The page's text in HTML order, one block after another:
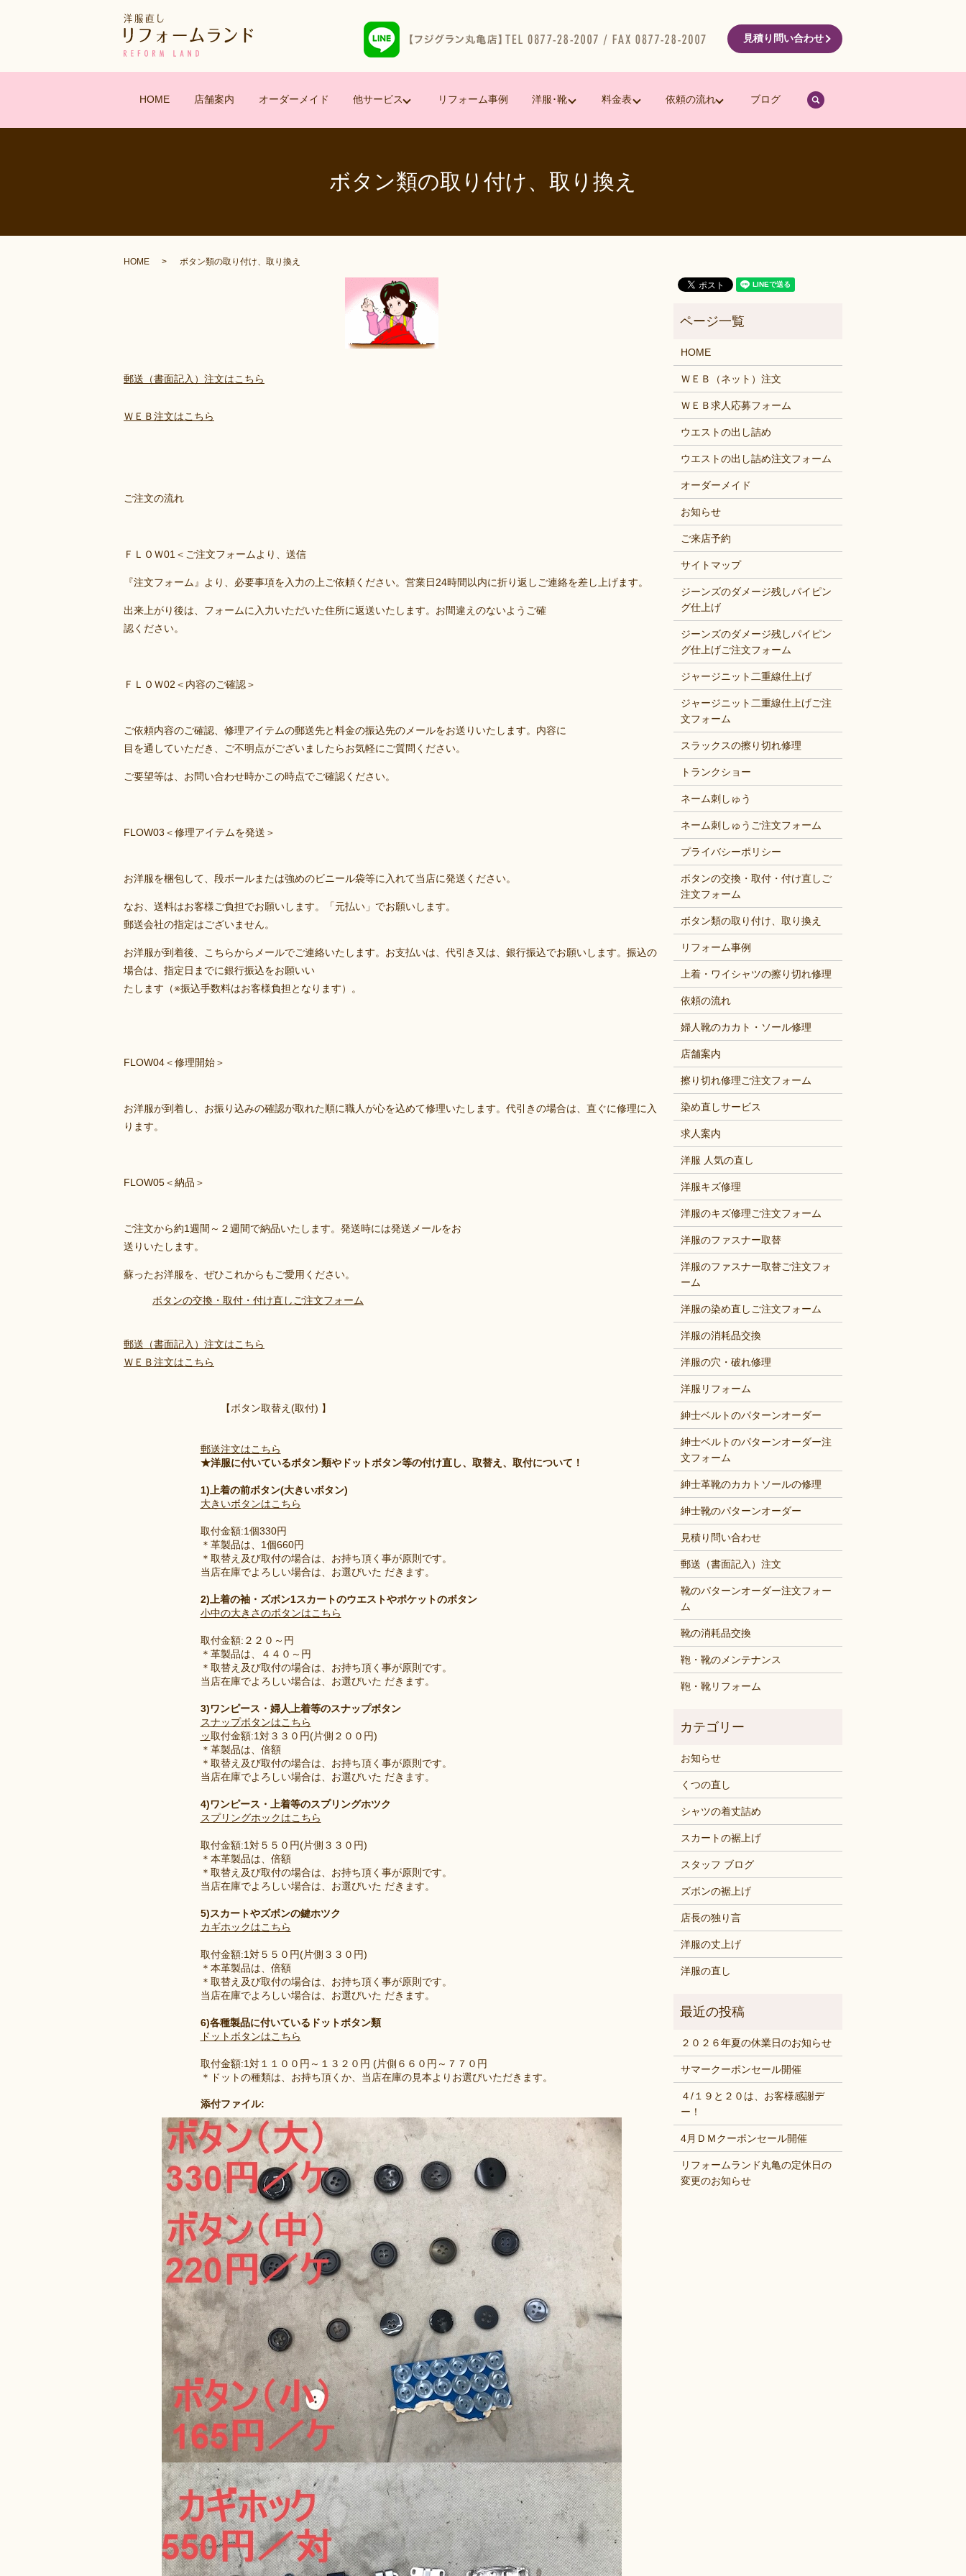
見積り問い合わせ
HOME 店舗案内 オーダーメイド 他サービス リフォーム事例 洋服･靴 料金表 依頼の流れ ブログ
ボタン類の取り付け、取り換え
HOME ボタン類の取り付け、取り換え
郵送（書面記入）注文はこちら
ＷＥＢ注文はこちら
ご注文の流れ
ＦＬＯＷ01＜ご注文フォームより、送信
『注文フォーム』より、必要事項を入力の上ご依頼ください。営業日24時間以内に折り返しご連絡を差し上げます。
出来上がり後は、フォームに入力いただいた住所に返送いたします。お間違えのないようご確
認ください。
ＦＬＯＷ02＜内容のご確認＞
ご依頼内容のご確認、修理アイテムの郵送先と料金の振込先のメールをお送りいたします。内容に
目を通していただき、ご不明点がございましたらお気軽にご質問ください。
ご要望等は、お問い合わせ時かこの時点でご確認ください。
FLOW03＜修理アイテムを発送＞
お洋服を梱包して、段ボールまたは強めのビニール袋等に入れて当店に発送ください。
なお、送料はお客様ご負担でお願いします。「元払い」でお願いします。
郵送会社の指定はございません。
お洋服が到着後、こちらからメールでご連絡いたします。お支払いは、代引き又は、銀行振込でお願いします。振込の
場合は、指定日までに銀行振込をお願いい
たします（※振込手数料はお客様負担となります）。
FLOW04＜修理開始＞
お洋服が到着し、お振り込みの確認が取れた順に職人が心を込めて修理いたします。代引きの場合は、直ぐに修理に入
ります。
FLOW05＜納品＞
ご注文から約1週間～２週間で納品いたします。発送時には発送メールをお
送りいたします。
蘇ったお洋服を、ぜひこれからもご愛用ください。
ボタンの交換・取付・付け直しご注文フォーム
郵送（書面記入）注文はこちら
ＷＥＢ注文はこちら
【ボタン取替え(取付) 】
郵送注文はこちら
★洋服に付いているボタン類やドットボタン等の付け直し、取替え、取付について！
1)上着の前ボタン(大きいボタン)
大きいボタンはこちら
取付金額:1個330円
＊革製品は、1個660円
＊取替え及び取付の場合は、お持ち頂く事が原則です。
当店在庫でよろしい場合は、お選びいた だきます。
2)上着の袖・ズボン1スカートのウエストやポケットのボタン
小中の大きさのボタンはこちら
取付金額:２２０～円
＊革製品は、４４０～円
＊取替え及び取付の場合は、お持ち頂く事が原則です。
当店在庫でよろしい場合は、お選びいた だきます。
3)ワンピース・婦人上着等のスナップボタン
スナップボタンはこちら
ッ取付金額:1対３３０円(片側２００円)
＊革製品は、倍額
＊取替え及び取付の場合は、お持ち頂く事が原則です。
当店在庫でよろしい場合は、お選びいた だきます。
4)ワンピース・上着等のスプリングホツク
スプリングホックはこちら
取付金額:1対５５０円(片側３３０円)
＊本革製品は、倍額
＊取替え及び取付の場合は、お持ち頂く事が原則です。
当店在庫でよろしい場合は、お選びいた だきます。
5)スカートやズボンの鍵ホツク
カギホックはこちら
取付金額:1対５５０円(片側３３０円)
＊本革製品は、倍額
＊取替え及び取付の場合は、お持ち頂く事が原則です。
当店在庫でよろしい場合は、お選びいた だきます。
6)各種製品に付いているドットボタン類
ドットボタンはこちら
取付金額:1対１１００円～１３２０円 (片側６６０円～７７０円
＊ドットの種類は、お持ち頂くか、当店在庫の見本よりお選びいただきます。
添付ファイル:
HOME
ＷＥＢ（ネット）注文
ＷＥＢ求人応募フォーム
ウエストの出し詰め
ウエストの出し詰め注文フォーム
オーダーメイド
お知らせ
ご来店予約
サイトマップ
ジーンズのダメージ残しパイピン
グ仕上げ
ジーンズのダメージ残しパイピン
グ仕上げご注文フォーム
ジャージニット二重線仕上げ
ジャージニット二重線仕上げご注
文フォーム
スラックスの擦り切れ修理
トランクショー
ネーム刺しゅう
ネーム刺しゅうご注文フォーム
プライバシーポリシー
ボタンの交換・取付・付け直しご
注文フォーム
ボタン類の取り付け、取り換え
リフォーム事例
上着・ワイシャツの擦り切れ修理
依頼の流れ
婦人靴のカカト・ソール修理
店舗案内
擦り切れ修理ご注文フォーム
染め直しサービス
求人案内
洋服 人気の直し
洋服キズ修理
洋服のキズ修理ご注文フォーム
洋服のファスナー取替
洋服のファスナー取替ご注文フォ
ーム
洋服の染め直しご注文フォーム
洋服の消耗品交換
洋服の穴・破れ修理
洋服リフォーム
紳士ベルトのパターンオーダー
紳士ベルトのパターンオーダー注
文フォーム
紳士革靴のカカトソールの修理
紳士靴のパターンオーダー
見積り問い合わせ
郵送（書面記入）注文
靴のパターンオーダー注文フォー
ム
靴の消耗品交換
鞄・靴のメンテナンス
鞄・靴リフォーム
お知らせ
くつの直し
シャツの着丈詰め
スカートの裾上げ
スタッフ ブログ
ズボンの裾上げ
店長の独り言
洋服の丈上げ
洋服の直し
２０２６年夏の休業日のお知らせ
サマークーポンセール開催
４/１９と２０は、お客様感謝デ
ー！
4月ＤＭクーポンセール開催
リフォームランド丸亀の定休日の
変更のお知らせ